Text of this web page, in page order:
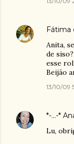
Fátima
Anita,
de
esse
Beijão
13/10/09
*-...-*
Lu,